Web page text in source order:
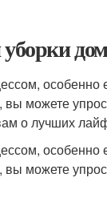
особенно
можете
о лучших
особенно
можете